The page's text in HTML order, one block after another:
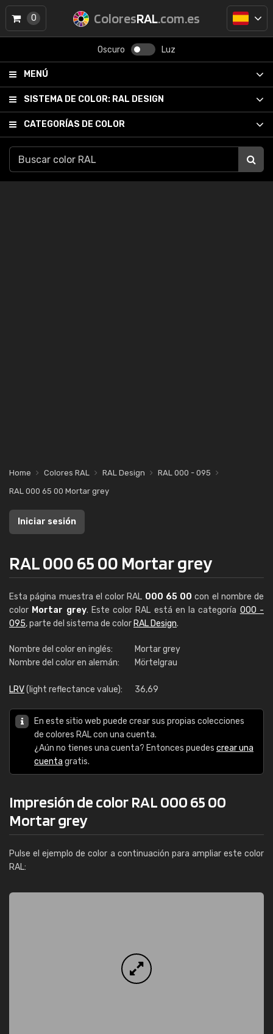
ColoresRAL.com.es
Oscuro Luz
MENÚ
SISTEMA DE COLOR: RAL DESIGN
CATEGORÍAS DE COLOR
0
Home Colores RAL RAL Design
RAL 000 - 095
RAL 000 65 00 Mortar grey
Iniciar sesión
RAL 000 65 00 Mortar grey
Esta página muestra el color RAL 000 65 00 con el nombre de
color Mortar grey. Este color RAL está en la categoría 000 -
095, parte del sistema de color RAL Design.
Nombre del color en inglés:
Mortar grey
Nombre del color en alemán:
Mörtelgrau
LRV(light reflectance value): 36,69
En este sitio web puede crear sus propias colecciones
de colores RAL con una cuenta.
¿Aún no tienes una cuenta? Entonces puedes crear una
cuenta gratis.
Impresión de color RAL 000 65 00
Mortar grey
Pulse el ejemplo de color a continuación para ampliar este color
RAL: